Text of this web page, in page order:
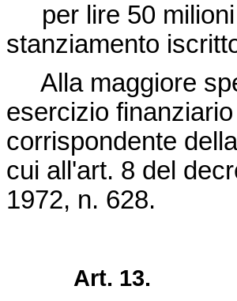
per lire 50 milioni
stanziamento
Alla maggiore
esercizio
corrispondente
cui all'art. 8 del
1972, n. 628.
Art. 13.